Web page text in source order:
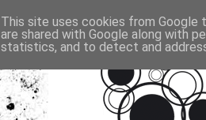
This site uses cookies from Google
are shared with Google along with
statistics, and to detect and